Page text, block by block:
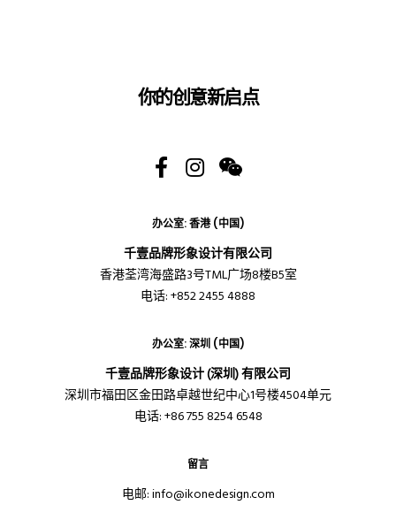
你的创意新启点
办公室: 香港 (中国)
千壹品牌形象设计有限公司
香港荃湾海盛路3号TML广场8楼B5室
电话: +852 2455 4888
办公室: 深圳 (中国)
千壹品牌形象设计 (深圳) 有限公司
深圳市福田区金田路卓越世纪中心1号楼4504单元
电话: +86 755 8254 6548
留言
电邮:info@ikonedesign.com